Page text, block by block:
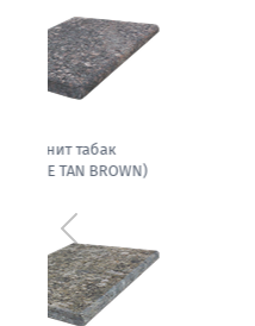
Предыдущий